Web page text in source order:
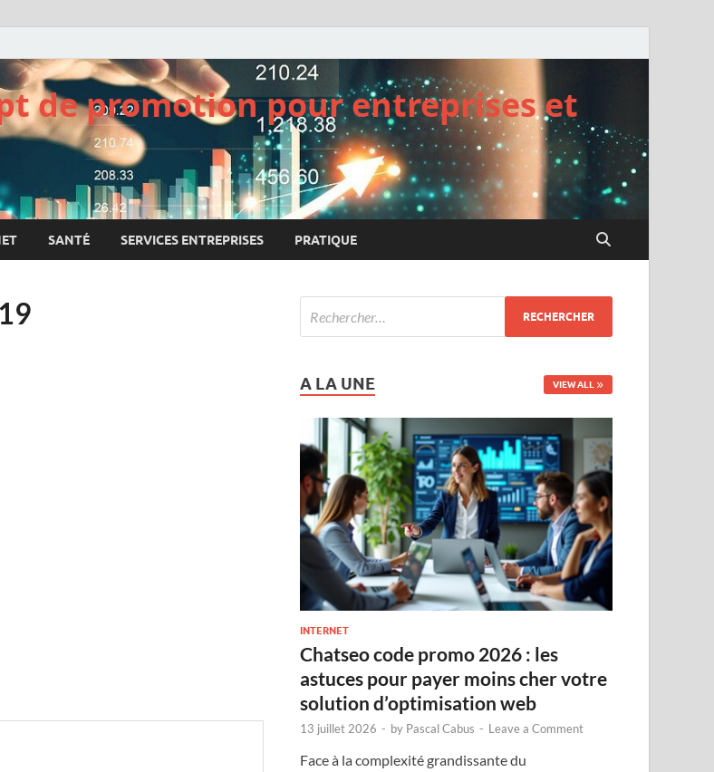
de promotion pour entreprises et
SANTÉ SERVICES ENTREPRISES PRATIQUE
A LA UNE VIEW ALL
INTERNET
Chatseo code promo 2026 : les
astuces pour payer moins cher votre
solution d’optimisation web
13 juillet 2026 - by Pascal Cabus - Leave a Comment
Face à la complexité grandissante du